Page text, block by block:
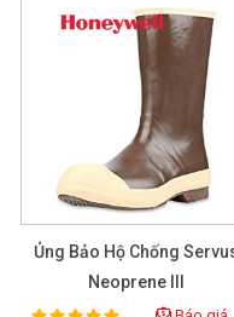
Ủng cao su
Ủng Bảo Hộ Chống
Neoprene III